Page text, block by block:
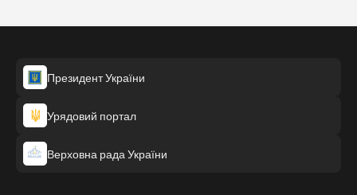
Президент України
Урядовий портал
Верховна рада України